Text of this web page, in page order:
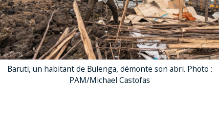
Baruti, un habitant de Bulenga, démonte son abri. Photo :
PAM/Michael Castofas